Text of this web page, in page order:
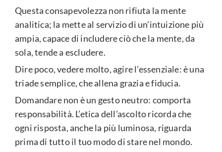
Questa consapevolezza non rifiuta la mente
analitica; la mette al servizio di un’intuizione più
ampia, capace di includere ciò che la mente, da
sola, tende a escludere.
Dire poco, vedere molto, agire l’essenziale: è una
triade semplice, che allena grazia e fiducia.
Domandare non è un gesto neutro: comporta
responsabilità. L’etica dell’ascolto ricorda che
ogni risposta, anche la più luminosa, riguarda
prima di tutto il tuo modo di stare nel mondo.